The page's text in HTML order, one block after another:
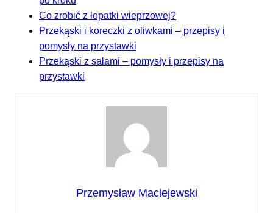
Co zrobić z łopatki wieprzowej?
Przekąski i koreczki z oliwkami – przepisy i
pomysły na przystawki
Przekąski z salami – pomysły i przepisy na
przystawki
Przemysław Maciejewski